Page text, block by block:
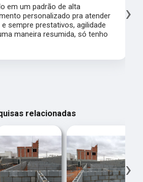
em um padrão de alta
personalizado pra atender
sempre prestativos, agilidade
maneira resumida, só tenho
›
relacionadas
›